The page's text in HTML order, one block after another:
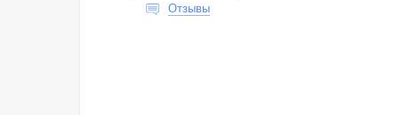
Отзывы